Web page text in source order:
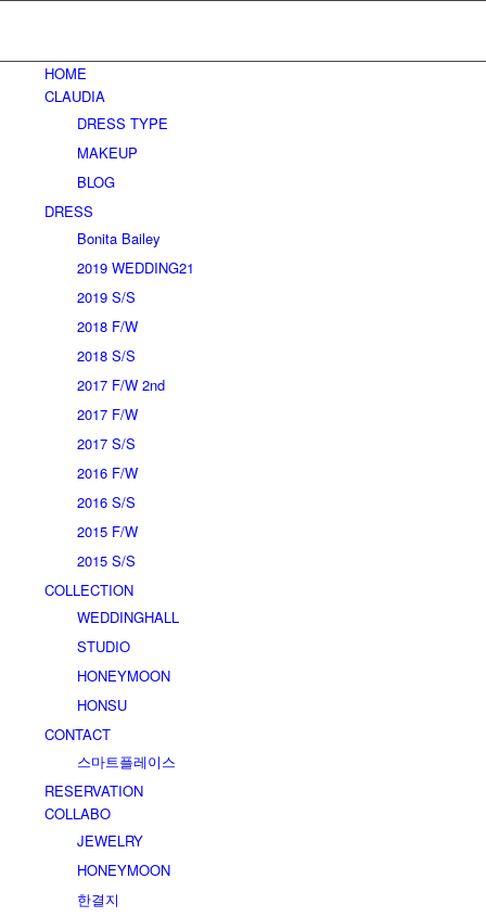
HOME
CLAUDIA
DRESS TYPE
MAKEUP
BLOG
DRESS
Bonita Bailey
2019 WEDDING21
2019 S/S
2018 F/W
2018 S/S
2017 F/W 2nd
2017 F/W
2017 S/S
2016 F/W
2016 S/S
2015 F/W
2015 S/S
COLLECTION
WEDDINGHALL
STUDIO
HONEYMOON
HONSU
CONTACT
스마트플레이스
RESERVATION
COLLABO
JEWELRY
HONEYMOON
한결지